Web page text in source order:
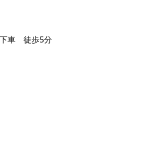
下車 徒歩5分